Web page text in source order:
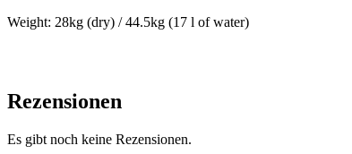
Weight: 28kg (dry) / 44.5kg (17 l of water)
Rezensionen
Es gibt noch keine Rezensionen.